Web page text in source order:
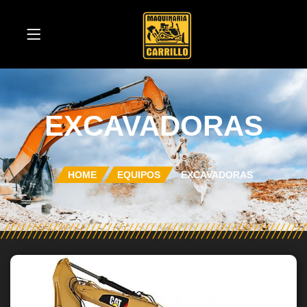
EXCAVADORAS
HOME EQUIPOS EXCAVADORAS